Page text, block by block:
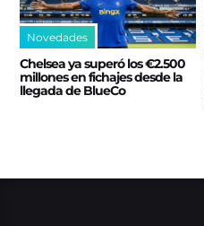
Novedades
Chelsea ya superó los €2.500
millones en fichajes desde la
llegada de BlueCo